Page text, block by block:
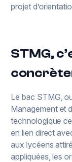
projet
STMG,
Le bac STMG,
Management et
technologique
en lien direct
aux lycéens
appliquées, les